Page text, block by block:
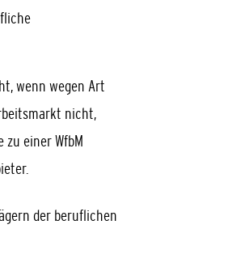
wenn wegen Art
nicht,
einer WfbM
der beruflichen